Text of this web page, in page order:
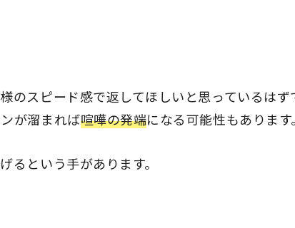
スピード感で返してほしいと思っているはず
が溜まれば喧嘩の発端になる可能性もあります。
るという手があります。